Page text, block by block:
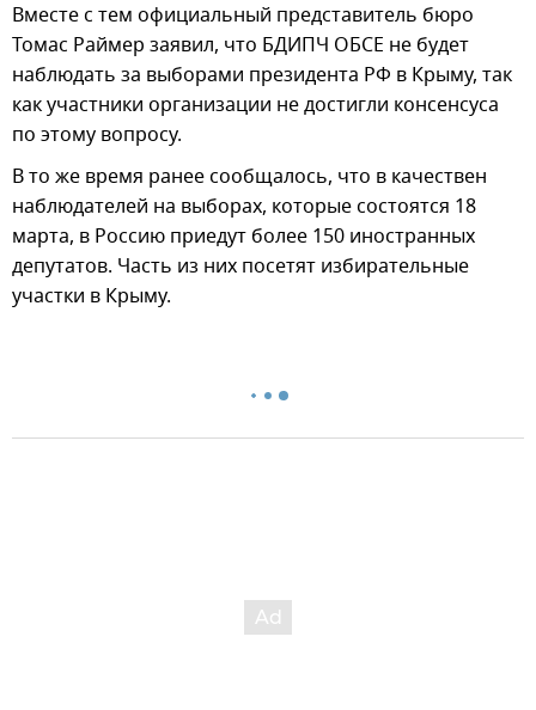
Вместе с тем официальный представитель бюро
Томас Раймер заявил, что БДИПЧ ОБСЕ не будет
наблюдать за выборами президента РФ в Крыму, так
как участники организации не достигли консенсуса
по этому вопросу.
В то же время ранее сообщалось, что в качествен
наблюдателей на выборах, которые состоятся 18
марта, в Россию приедут более 150 иностранных
депутатов. Часть из них посетят избирательные
участки в Крыму.